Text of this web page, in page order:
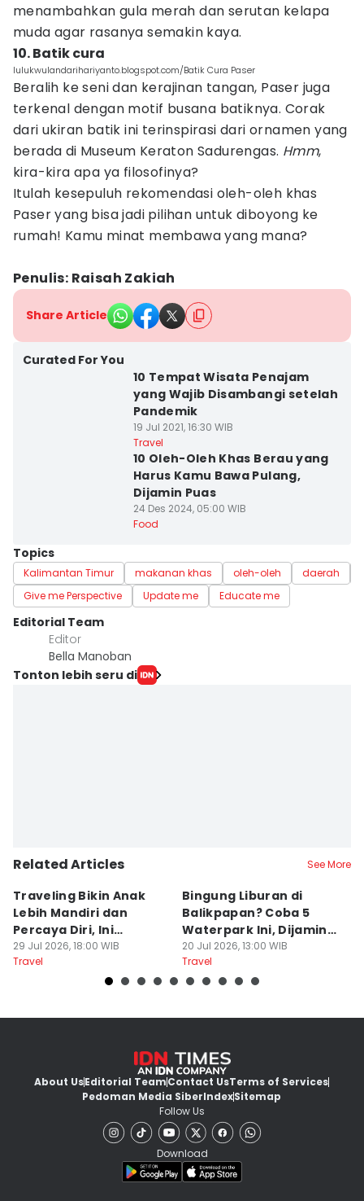
menambahkan gula merah dan serutan kelapa
muda agar rasanya semakin kaya.
10. Batik cura
lulukwulandarihariyanto.blogspot.com/Batik Cura Paser
Beralih ke seni dan kerajinan tangan, Paser juga
terkenal dengan motif busana batiknya. Corak
dari ukiran batik ini terinspirasi dari ornamen yang
berada di Museum Keraton Sadurengas. Hmm,
kira-kira apa ya filosofinya?
Itulah kesepuluh rekomendasi oleh-oleh khas
Paser yang bisa jadi pilihan untuk diboyong ke
rumah! Kamu minat membawa yang mana?
Penulis: Raisah Zakiah
Share Article
Curated For You
10 Tempat Wisata Penajam
yang Wajib Disambangi setelah
Pandemik
19 Jul 2021, 16:30 WIB
Travel
10 Oleh-Oleh Khas Berau yang
Harus Kamu Bawa Pulang,
Dijamin Puas
24 Des 2024, 05:00 WIB
Food
Topics
Kalimantan Timur makanan khas oleh-oleh daerah
Give me Perspective
Update me Educate me
Editorial Team
Editor
Bella Manoban
Tonton lebih seru di
Related Articles See More
Traveling Bikin Anak
Lebih Mandiri dan
Percaya Diri, Ini
Penjelasan Psikolog
29 Jul 2026, 18:00 WIB
Travel
Bingung Liburan di
Balikpapan? Coba 5
Waterpark Ini, Dijamin
Bikin Betah
20 Jul 2026, 13:00 WIB
Travel
About UsEditorial TeamContact UsTerms of Services
Pedoman Media SiberIndexSitemap
Follow Us
Download